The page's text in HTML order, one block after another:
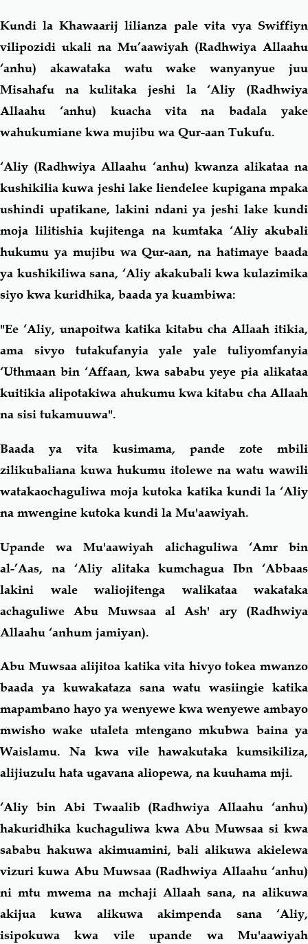
Kundi la Khawaarij lilianza pale vita vya Swiffiyn
vilipozidi ukali na Mu’aawiyah (Radhwiya Allaahu
‘anhu) akawataka watu wake wanyanyue juu
Misahafu na kulitaka jeshi la ‘Aliy (Radhwiya
Allaahu ‘anhu) kuacha vita na badala yake
wahukumiane kwa mujibu wa Qur-aan Tukufu.
‘Aliy (Radhwiya Allaahu ‘anhu) kwanza alikataa na
kushikilia kuwa jeshi lake liendelee kupigana mpaka
ushindi upatikane, lakini ndani ya jeshi lake kundi
moja lilitishia kujitenga na kumtaka ‘Aliy akubali
hukumu ya mujibu wa Qur-aan, na hatimaye baada
ya kushikiliwa sana, ‘Aliy akakubali kwa kulazimika
siyo kwa kuridhika, baada ya kuambiwa:
"Ee ‘Aliy, unapoitwa katika kitabu cha Allaah itikia,
ama sivyo tutakufanyia yale yale tuliyomfanyia
‘Uthmaan bin ‘Affaan, kwa sababu yeye pia alikataa
kuitikia alipotakiwa ahukumu kwa kitabu cha Allaah
na sisi tukamuuwa".
Baada ya vita kusimama, pande zote mbili
zilikubaliana kuwa hukumu itolewe na watu wawili
watakaochaguliwa moja kutoka katika kundi la ‘Aliy
na mwengine kutoka kundi la Mu'aawiyah.
Upande wa Mu'aawiyah alichaguliwa ‘Amr bin
al-’Aas, na ‘Aliy alitaka kumchagua Ibn ‘Abbaas
lakini wale waliojitenga walikataa wakataka
achaguliwe Abu Muwsaa al Ash' ary (Radhwiya
Allaahu ‘anhum jamiyan).
Abu Muwsaa alijitoa katika vita hivyo tokea mwanzo
baada ya kuwakataza sana watu wasiingie katika
mapambano hayo ya wenyewe kwa wenyewe ambayo
mwisho wake utaleta mtengano mkubwa baina ya
Waislamu. Na kwa vile hawakutaka kumsikiliza,
alijiuzulu hata ugavana aliopewa, na kuuhama mji.
‘Aliy bin Abi Twaalib (Radhwiya Allaahu ‘anhu)
hakuridhika kuchaguliwa kwa Abu Muwsaa si kwa
sababu hakuwa akimuamini, bali alikuwa akielewa
vizuri kuwa Abu Muwsaa (Radhwiya Allaahu ‘anhu)
ni mtu mwema na mchaji Allaah sana, na alikuwa
akijua kuwa alikuwa akimpenda sana ‘Aliy,
isipokuwa kwa vile upande wa Mu'aawiyah